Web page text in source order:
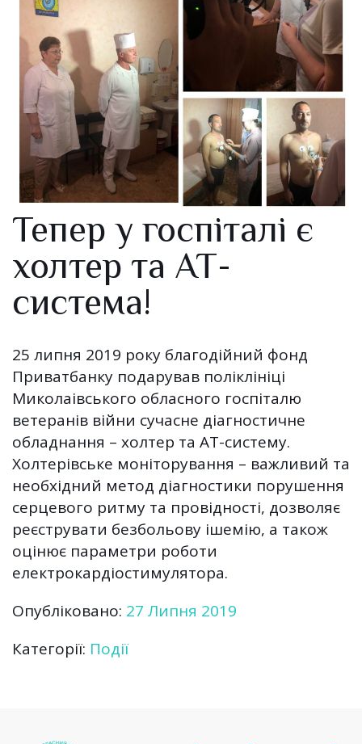
Тепер у госпіталі є
холтер та АТ-
система!
25 липня 2019 року благодійний фонд
Приватбанку подарував поліклініці
Миколаівського обласного госпіталю
ветеранів війни сучасне діагностичне
обладнання – холтер та АТ-систему.
Холтерівське моніторування – важливий та
необхідний метод діагностики порушення
серцевого ритму та провідності, дозволяє
реєструвати безбольову ішемію, а також
оцінює параметри роботи
електрокардіостимулятора.
Опубліковано: 27 Липня 2019
Категорії: Події